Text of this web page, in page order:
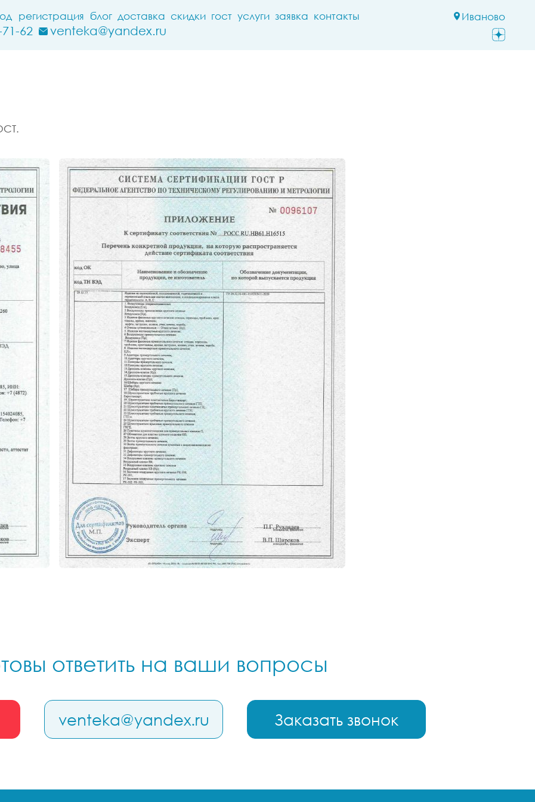
Иваново
регистрация блог доставка скидки гост услуги заявка контакты
62 venteka@yandex.ru
ответить на ваши вопросы
venteka@yandex.ru Заказать звонок